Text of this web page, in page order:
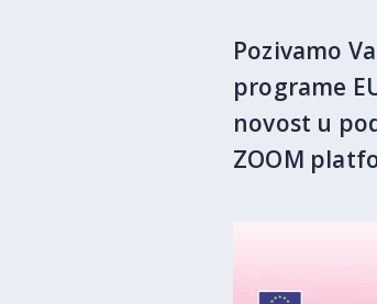
Pozivamo
programe
novost u
ZOOM